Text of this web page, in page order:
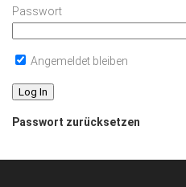
Passwort
Angemeldet bleiben
Passwort zurücksetzen